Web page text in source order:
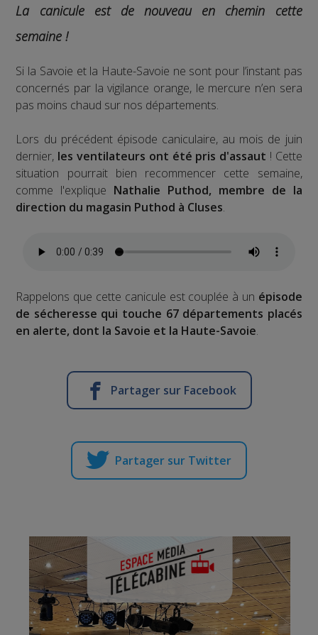
La canicule est de nouveau en chemin cette
semaine !
Si la Savoie et la Haute-Savoie ne sont pour l’instant pas
concernés par la vigilance orange, le mercure n’en sera
pas moins chaud sur nos départements.
Lors du précédent épisode caniculaire, au mois de juin
dernier, les ventilateurs ont été pris d'assaut ! Cette
situation pourrait bien recommencer cette semaine,
comme l'explique Nathalie Puthod, membre de la
direction du magasin Puthod à Cluses.
Rappelons que cette canicule est couplée à un épisode
de sécheresse qui touche 67 départements placés
en alerte, dont la Savoie et la Haute-Savoie.
Partager sur Facebook
Partager sur Twitter